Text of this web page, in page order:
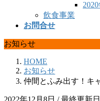
飲食事業
お問合せ
お知らせ
HOME
お知らせ
仲間とふみ出す！キ
2022年12月8日 / 最終更新